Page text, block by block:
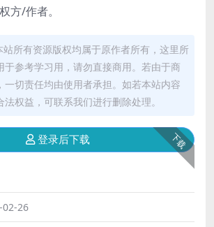
方/作者。
所有资源版权均属于原作者所有，这里所
于参考学习用，请勿直接商用。若由于商
一切责任均由使用者承担。如若本站内容
权益，可联系我们进行删除处理。
下载
登录后下载
02-26